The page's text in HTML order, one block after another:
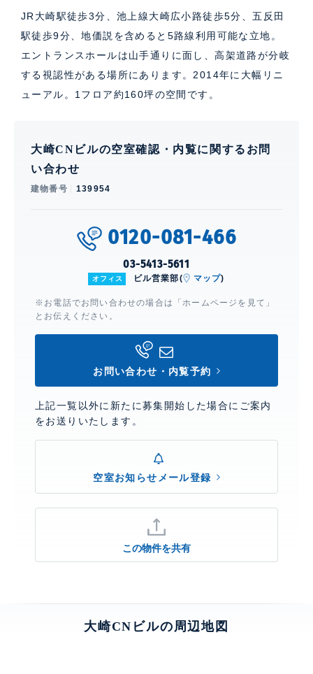
JR大崎駅徒歩3分、池上線大崎広小路徒歩5分、五反田
駅徒歩9分、地価説を含めると5路線利用可能な立地。
エントランスホールは山手通りに面し、高架道路が分岐
する視認性がある場所にあります。2014年に大幅リニ
ューアル。1フロア約160坪の空間です。
大崎CNビルの空室確認・内覧に関するお問
い合わせ
建物番号 139954
0120-081-466
03-5413-5611
オフィス ビル営業部( マップ)
※お電話でお問い合わせの場合は「ホームページを見て」
とお伝えください。
お問い合わせ・内覧予約
上記一覧以外に新たに募集開始した場合にご案内
をお送りいたします。
空室お知らせメール登録
この物件を共有
大崎CNビルの周辺地図